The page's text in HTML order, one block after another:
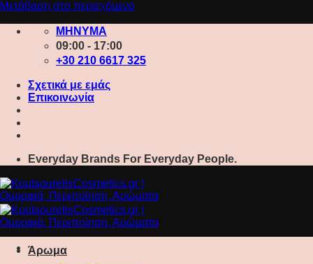
Μετάβαση στο περιεχόμενο
ΜΗΝΥΜΑ
09:00 - 17:00
+30 210 6617 325
Σχετικά με εμάς
Επικοινωνία
Everyday Brands For Everyday People.
Άρωμα